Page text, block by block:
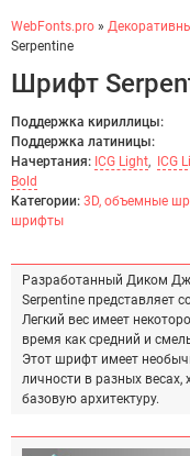
WebFonts.pro »
Serpentine
Шрифт
Поддержка кириллицы:
Поддержка латиницы:
Начертания: ICG Light, ICG
Bold
Категории: 3D, объемные
шрифты
Разработанный Диком
Serpentine представляет
Легкий вес имеет
время как средний и
Этот шрифт имеет
личности в разных весах,
базовую архитектуру.